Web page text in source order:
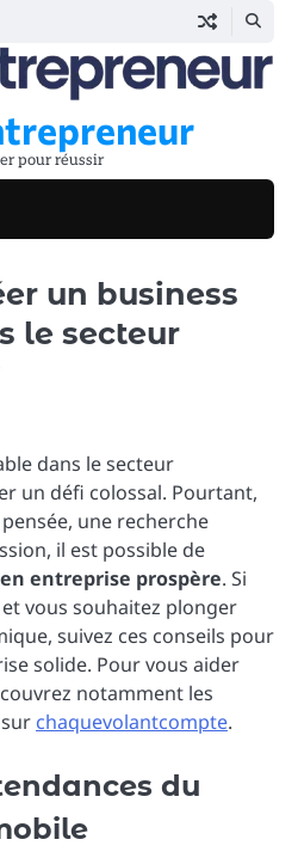
pour réussir
un business
le secteur
dans le secteur
un défi colossal. Pourtant,
une recherche
il est possible de
entreprise prospère. Si
vous souhaitez plonger
suivez ces conseils pour
solide. Pour vous aider
notamment les
chaquevolantcompte.
du